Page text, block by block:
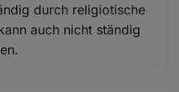
durch religiotische
auch nicht ständig